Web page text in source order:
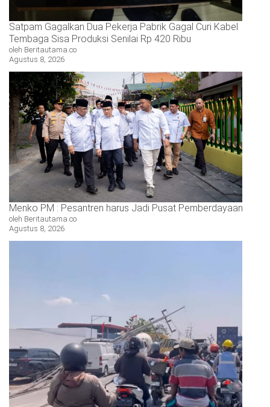
Satpam Gagalkan Dua Pekerja Pabrik Gagal Curi Kabel
Tembaga Sisa Produksi Senilai Rp 420 Ribu
oleh Beritautama.co
Agustus 8, 2026
Menko PM : Pesantren harus Jadi Pusat Pemberdayaan
oleh Beritautama.co
Agustus 8, 2026